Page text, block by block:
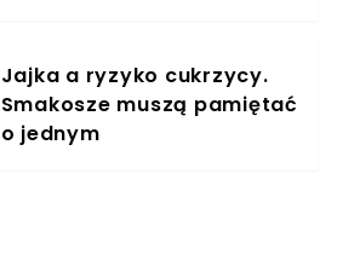
Jajka a ryzyko cukrzycy.
Smakosze muszą pamiętać
o jednym